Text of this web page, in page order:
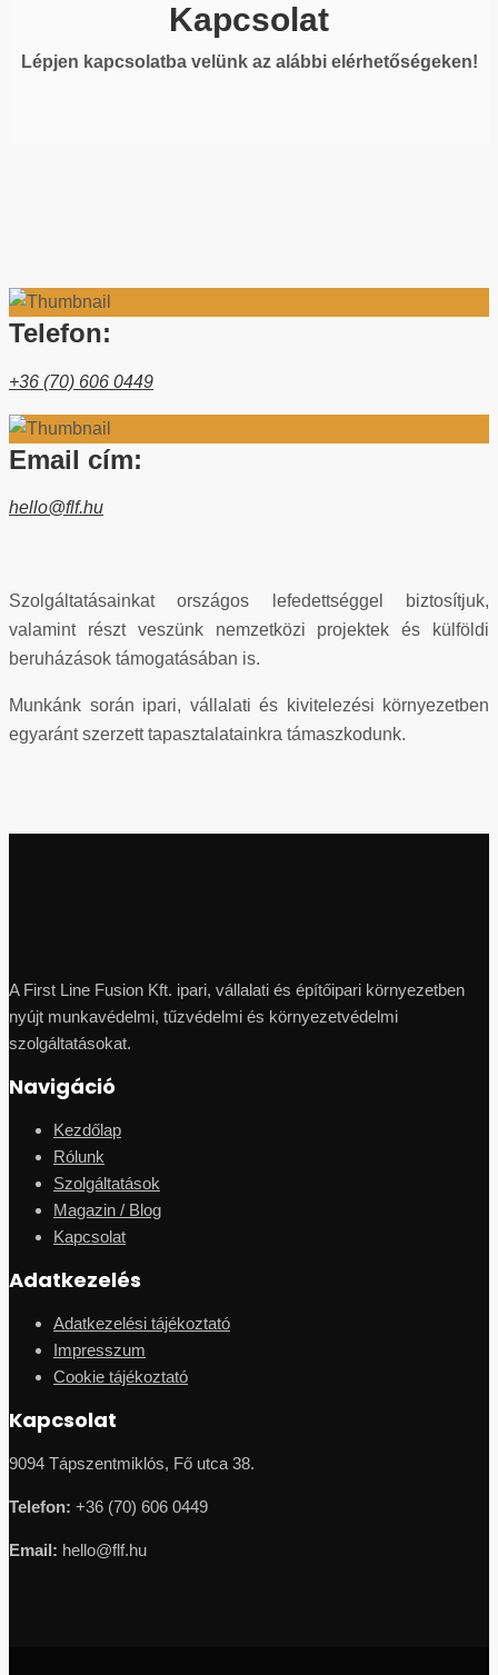
Kapcsolat
Lépjen kapcsolatba velünk az alábbi elérhetőségeken!
Telefon:
+36 (70) 606 0449
Email cím:
hello@flf.hu
Szolgáltatásainkat országos lefedettséggel biztosítjuk,
valamint részt veszünk nemzetközi projektek és külföldi
beruházások támogatásában is.
Munkánk során ipari, vállalati és kivitelezési környezetben
egyaránt szerzett tapasztalatainkra támaszkodunk.
A First Line Fusion Kft. ipari, vállalati és építőipari környezetben
nyújt munkavédelmi, tűzvédelmi és környezetvédelmi
szolgáltatásokat.
Navigáció
Kezdőlap
Rólunk
Szolgáltatások
Magazin / Blog
Kapcsolat
Adatkezelés
Adatkezelési tájékoztató
Impresszum
Cookie tájékoztató
Kapcsolat
9094 Tápszentmiklós, Fő utca 38.
Telefon: +36 (70) 606 0449
Email: hello@flf.hu